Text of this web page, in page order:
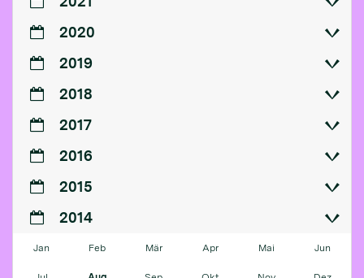
2020
2019
2018
2017
2016
2015
2014
Jan Feb Mär Apr Mai Jun